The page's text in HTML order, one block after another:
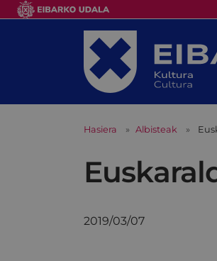
Hasiera Albisteak
2019/03/07